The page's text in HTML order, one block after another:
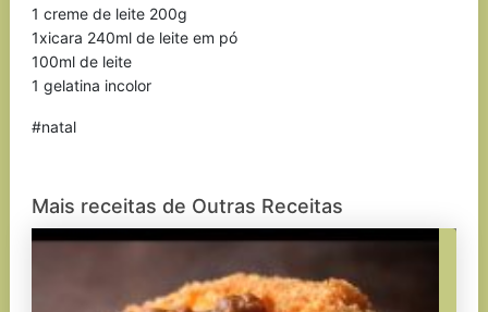
1 creme de leite 200g
1xicara 240ml de leite em pó
100ml de leite
1 gelatina incolor
#natal
Mais receitas de Outras Receitas